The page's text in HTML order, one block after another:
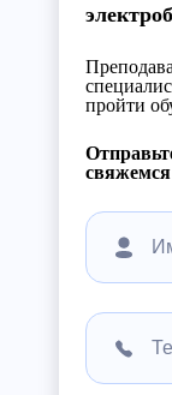
пройти